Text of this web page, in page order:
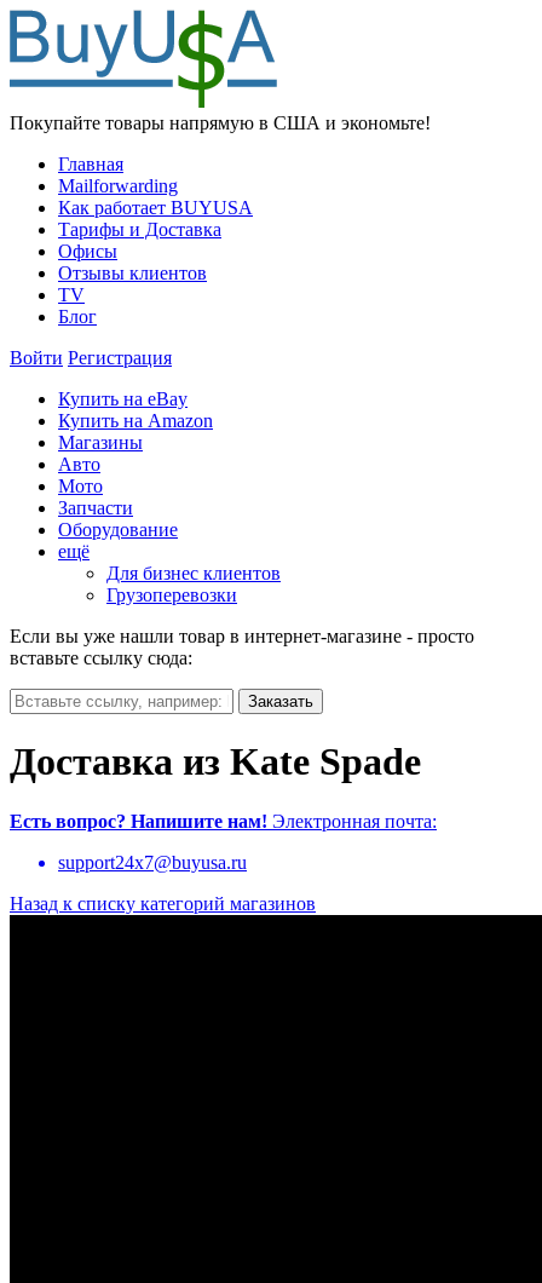
Покупайте товары напрямую в США и экономьте!
Главная
Mailforwarding
Как работает BUYUSA
Тарифы и Доставка
Офисы
Отзывы клиентов
TV
Блог
Войти Регистрация
Купить на eBay
Купить на Amazon
Магазины
Авто
Мото
Запчасти
Оборудование
ещё
Для бизнес клиентов
Грузоперевозки
Если вы уже нашли товар в интернет-магазине - просто
вставьте ссылку сюда:
Доставка из Kate Spade
Есть вопрос? Напишите нам! Электронная почта:
support24x7@buyusa.ru
Назад к списку категорий магазинов